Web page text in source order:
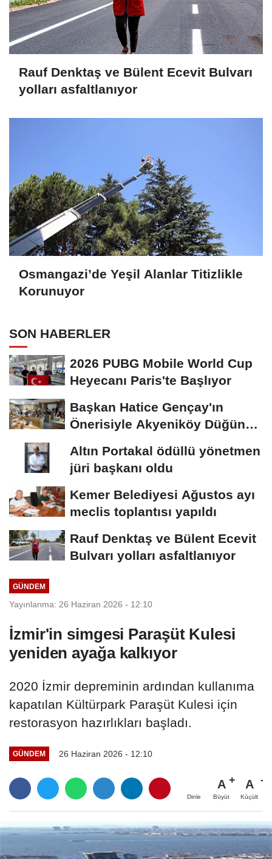
Rauf Denktaş ve Bülent Ecevit Bulvarı
yolları asfaltlanıyor
Osmangazi’de Yeşil Alanlar Titizlikle
Korunuyor
SON HABERLER
2026 PUBG Mobile World Cup
Heyecanı Paris'te Başlıyor
Başkan Hatice Gençay'ın
Önerisiyle Akyeniköy Düğün
Altın Portakal ödüllü yönetmen
jüri başkanı oldu
Kemer Belediyesi Ağustos ayı
meclis toplantısı yapıldı
Rauf Denktaş ve Bülent Ecevit
Bulvarı yolları asfaltlanıyor
GÜNDEM
Yayınlanma: 26 Haziran 2026 - 12:10
İzmir'in simgesi Paraşüt Kulesi
yeniden ayağa kalkıyor
2020 İzmir depreminin ardından kullanıma
kapatılan Kültürpark Paraşüt Kulesi için
restorasyon hazırlıkları başladı.
GÜNDEM 26 Haziran 2026 - 12:10
Dinle
A
Büyüt
A
Küçült